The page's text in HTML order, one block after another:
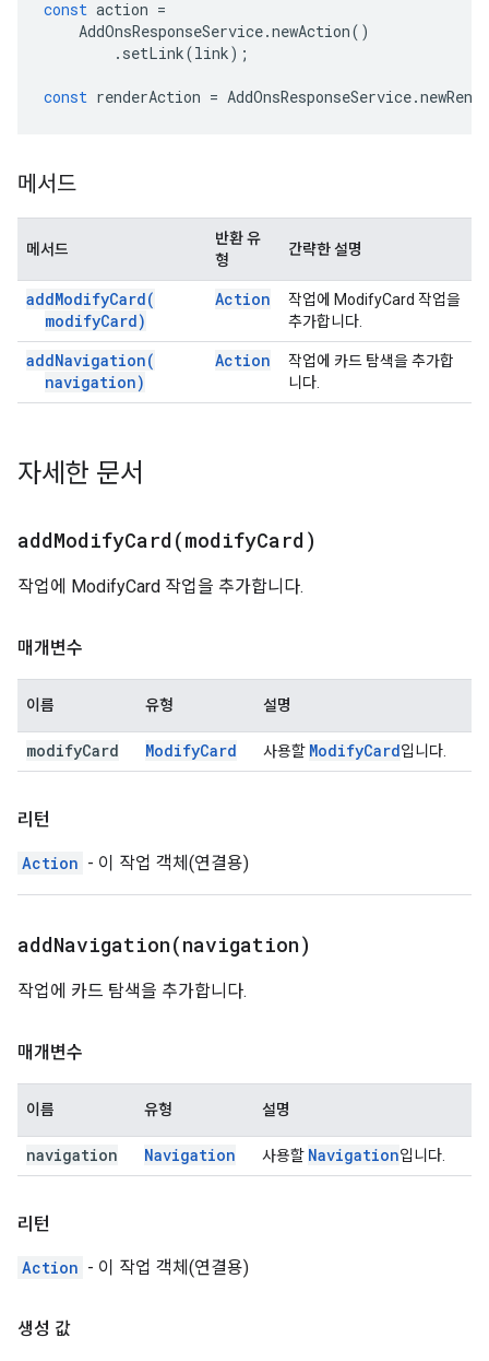
const action =
AddOnsResponseService.newAction()
. setLink(link);
const renderAction = AddOnsResponseService.
메서드
메서드
반환 유
형
간략한 설명
addModifyCard(
modifyCard)
Action
작업에 ModifyCard 작업을
추가합니다.
addNavigation(
navigation)
Action
작업에 카드 탐색을 추가합
니다.
자세한 문서
addModifyCard(modifyCard)
작업에 ModifyCard 작업을 추가합니다.
매개변수
이름 유형 설명
modifyCard ModifyCard 사용할 ModifyCard입니다.
리턴
Action - 이 작업 객체(연결용)
addNavigation(navigation)
작업에 카드 탐색을 추가합니다.
매개변수
이름 유형 설명
navigation Navigation 사용할 Navigation입니다.
리턴
Action - 이 작업 객체(연결용)
생성 값